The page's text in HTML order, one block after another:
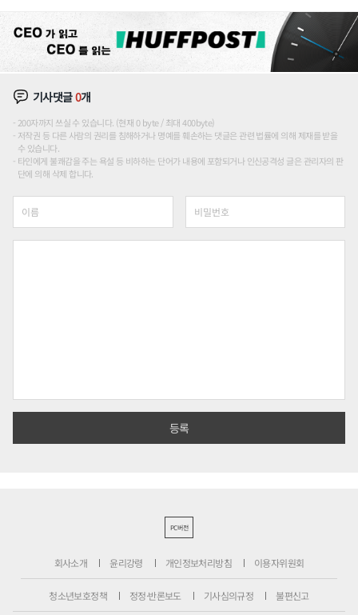
기사댓글0개
200자까지 쓰실 수 있습니다. (현재 0 byte / 최대 400byte)
저작권 등 다른 사람의 권리를 침해하거나 명예를 훼손하는 댓글은 관련 법률에 의해 제재를 받을
수 있습니다.
타인에게 불쾌감을 주는 욕설 등 비하하는 단어가 내용에 포함되거나 인신공격성 글은 관리자의 판
단에 의해 삭제 합니다.
PC버전
회사소개 윤리강령 개인정보처리방침 이용자위원회
청소년보호정책 정정·반론보도 기사심의규정 불편신고